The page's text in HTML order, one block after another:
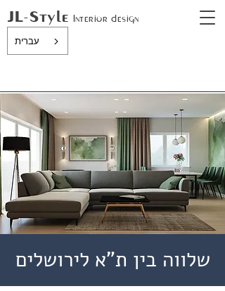
JL-Style Interior design
עברית
שלווה בין ת"א לירושלים